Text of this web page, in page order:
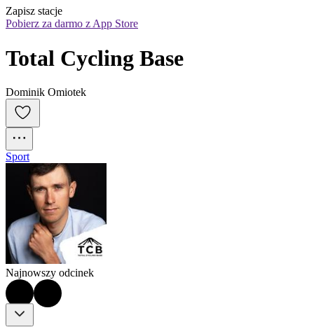
Zapisz stacje
Pobierz za darmo z App Store
Total Cycling Base
Dominik Omiotek
Sport
Najnowszy odcinek